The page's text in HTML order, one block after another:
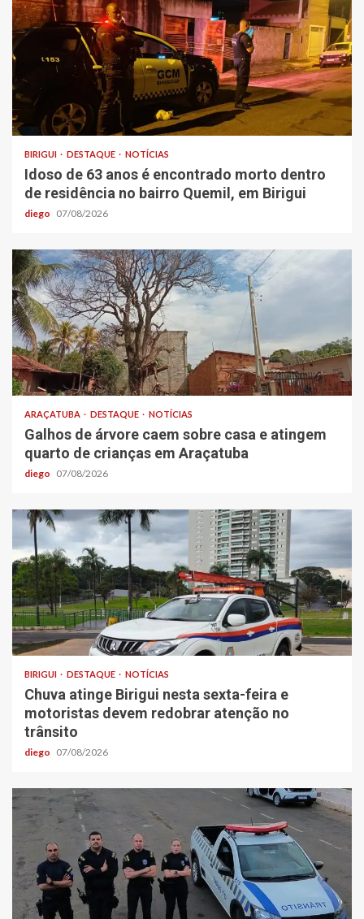
BIRIGUI DESTAQUE NOTÍCIAS
Idoso de 63 anos é encontrado morto dentro
de residência no bairro Quemil, em Birigui
diego 07/08/2026
ARAÇATUBA DESTAQUE NOTÍCIAS
Galhos de árvore caem sobre casa e atingem
quarto de crianças em Araçatuba
diego 07/08/2026
BIRIGUI DESTAQUE NOTÍCIAS
Chuva atinge Birigui nesta sexta-feira e
motoristas devem redobrar atenção no
trânsito
diego 07/08/2026